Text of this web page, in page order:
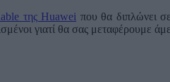
της Huawei που θα διπλώνει
γιατί θα σας μεταφέρουμε